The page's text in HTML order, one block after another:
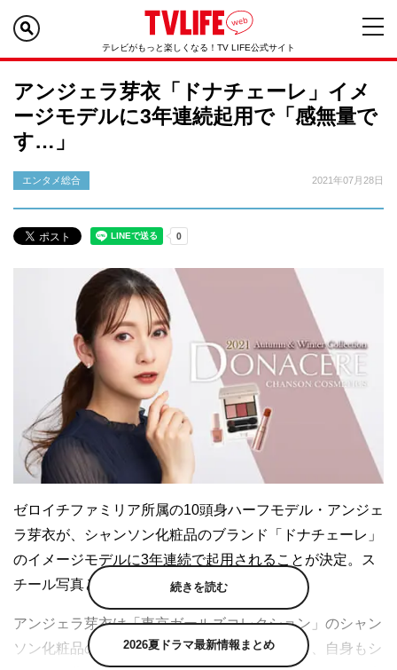
テレビがもっと楽しくなる！TV LIFE公式サイト
アンジェラ芽衣「ドナチェーレ」イメ
ージモデルに3年連続起用で「感無量で
す…」
エンタメ総合 2021年07月28日
ゼロイチファミリア所属の10頭身ハーフモデル・アンジェ
ラ芽衣が、シャンソン化粧品のブランド「ドナチェーレ」
のイメージモデルに3年連続で起用されることが決定。ス
チール写真と本人インタビューが到着した。
アンジェラ芽衣は「東京ガールズコレクション」のシャン
ソン化粧品の出展ステージに毎回出演しており、自身もシ
続きを読む
2026夏ドラマ最新情報まとめ